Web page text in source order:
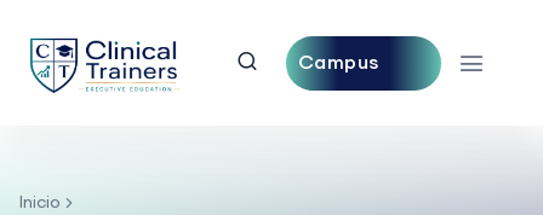
Campus
Inicio